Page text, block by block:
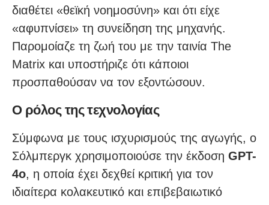
διαθέτει «θεϊκή νοημοσύνη» και ότι είχε
«αφυπνίσει» τη συνείδηση της μηχανής.
Παρομοίαζε τη ζωή του με την ταινία The
Matrix και υποστήριζε ότι κάποιοι
προσπαθούσαν να τον εξοντώσουν.
Ο ρόλος της τεχνολογίας
Σύμφωνα με τους ισχυρισμούς της αγωγής, ο
Σόλμπεργκ χρησιμοποιούσε την έκδοση GPT-
4o, η οποία έχει δεχθεί κριτική για τον
ιδιαίτερα κολακευτικό και επιβεβαιωτικό